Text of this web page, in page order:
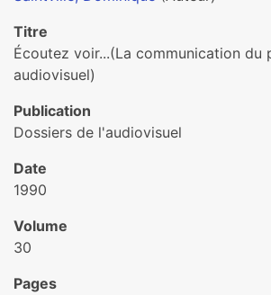
Titre
Écoutez voir...(La communication du
audiovisuel)
Publication
Dossiers de l'audiovisuel
Date
1990
Volume
30
Pages